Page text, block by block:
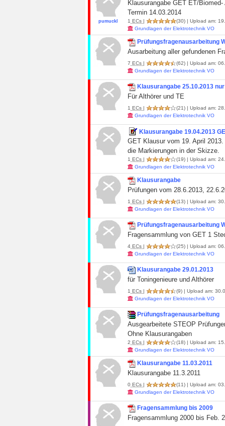
pumuckl
Klausurangabe GET ET/
Termin 14.03.2014
1 ECs | (30) | Upload am:
Grundlagen der Elektrotechnik VO
Prüfungsfragenausarbeitung
Ausarbeitung aller gefundenen
7 ECs | (62) | Upload am:
Grundlagen der Elektrotechnik VO
Klausurangabe 25.10.2013
Für Althörer und TE
1 ECs | (21) | Upload am:
Grundlagen der Elektrotechnik VO
Klausurangabe 19.04.2013
GET Klausur vom 19. April
die Markierungen in der Skizze.
1 ECs | (19) | Upload am:
Grundlagen der Elektrotechnik VO
Klausurangabe
Prüfungen vom 28.6.2013,
1 ECs | (13) | Upload am:
Grundlagen der Elektrotechnik VO
Prüfungsfragenausarbeitung
Fragensammlung von GET 1
4 ECs | (25) | Upload am:
Grundlagen der Elektrotechnik VO
Klausurangabe 29.01.2013
für Toningenieure und Althörer
1 ECs | (9) | Upload am:
Grundlagen der Elektrotechnik VO
Prüfungsfragenausarbeitung
Ausgearbeitete STEOP
Ohne Klausurangaben
2 ECs | (18) | Upload am:
Grundlagen der Elektrotechnik VO
Klausurangabe 11.03.2011
Klausurangabe 11.3.2011
0 ECs | (11) | Upload am:
Grundlagen der Elektrotechnik VO
Fragensammlung bis 2009
Fragensammlung 2000 bis Feb.